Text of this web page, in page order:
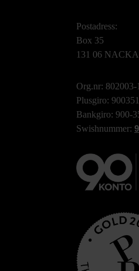
Postadress:
Box 35
131 06 NACKA
Org.nr: 802003-
Plusgiro:
Bankgiro: 900-
Swishnummer: